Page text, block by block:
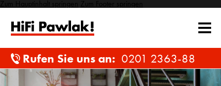
Zum Hauptinhalt springen Zum Footer springen
Rufen Sie uns an: 0201 2363-88